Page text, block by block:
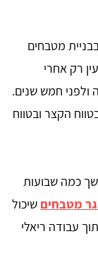
מטבחים
רק אחרי
ולפני חמש שנים.
הקצר ובטווח
כמה שבועות
מטבחים שיכול
עבודה ריאלי